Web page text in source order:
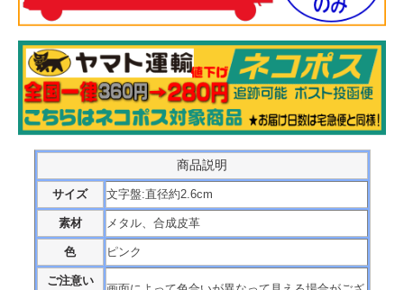
商品説明
サイズ 文字盤:直径約2.6cm
素材 メタル、合成皮革
色 ピンク
ご注意い